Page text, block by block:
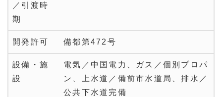
／引渡時
期
開発許可 備都第472号
設備・施
設
電気／中国電力、ガス／個別プロパ
ン、上水道／備前市水道局、排水／
公共下水道完備